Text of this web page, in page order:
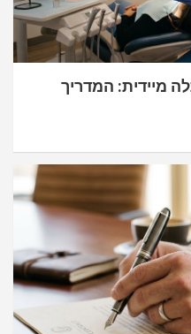
מיידית: המדריך